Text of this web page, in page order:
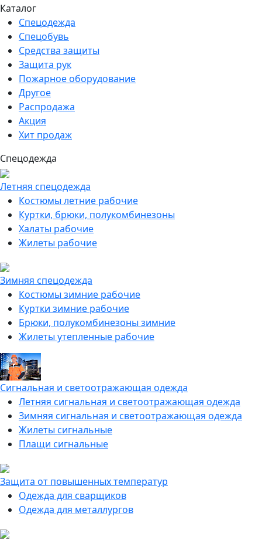
Каталог
Спецодежда
Спецобувь
Средства защиты
Защита рук
Пожарное оборудование
Другое
Распродажа
Акция
Хит продаж
Спецодежда
Летняя спецодежда
Костюмы летние рабочие
Куртки, брюки, полукомбинезоны
Халаты рабочие
Жилеты рабочие
Зимняя спецодежда
Костюмы зимние рабочие
Куртки зимние рабочие
Брюки, полукомбинезоны зимние
Жилеты утепленные рабочие
Сигнальная и светоотражающая одежда
Летняя сигнальная и светоотражающая одежда
Зимняя сигнальная и светоотражающая одежда
Жилеты сигнальные
Плащи сигнальные
Защита от повышенных температур
Одежда для сварщиков
Одежда для металлургов